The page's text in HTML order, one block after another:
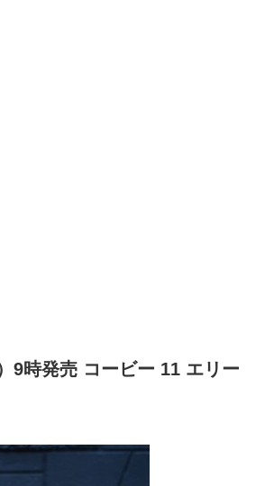
9時発売 コービー 11 エリー